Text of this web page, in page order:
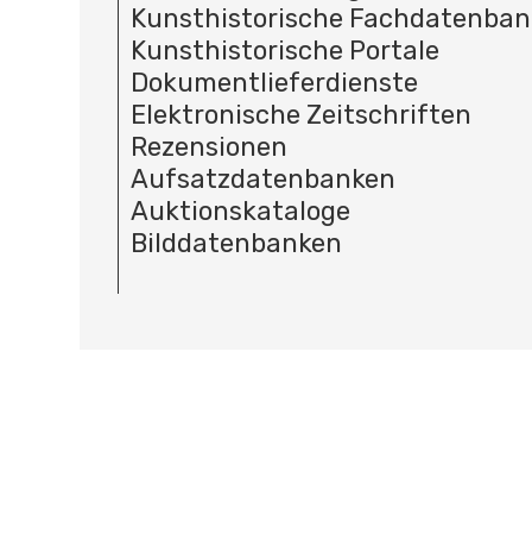
Kunsthistorische
Kunsthistorische Portale
Dokumentlieferdienste
Elektronische Zeitschriften
Rezensionen
Aufsatzdatenbanken
Auktionskataloge
Bilddatenbanken